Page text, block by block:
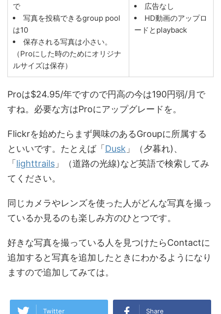
で
写真を投稿できるgroup pool
は10
保存される写真は小さい。
（Proにした時のためにオリジナ
ルサイズは保存）
広告なし
HD動画のアップロ
ードとplayback
Proは$24.95/年ですので円高の今は190円弱/月で
すね。必要な方はProにアップグレードを。
Flickrを始めたらまず興味のあるGroupに所属する
といいです。たとえば「 Dusk 」（夕暮れ)、
「 lighttrails 」（道路の光線)など英語で検索してみ
てください。
同じカメラやレンズを使った人がどんな写真を撮っ
ているか見るのも楽しみ方のひとつです。
好きな写真を撮っている人を見つけたらContactに
追加すると写真を追加したときにわかるようになり
ますので追加してみては。
Twitter Share